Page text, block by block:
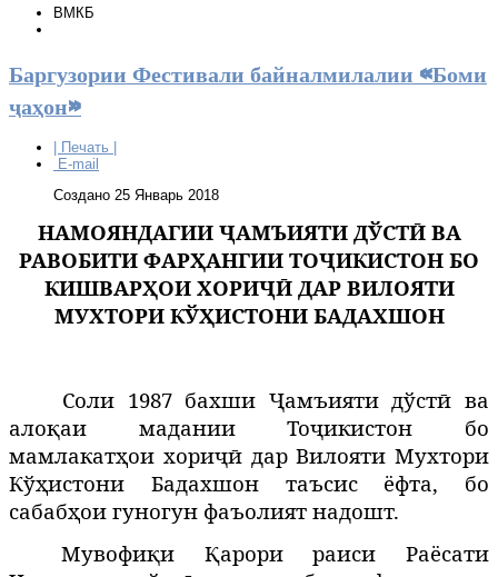
ВМКБ
Баргузории Фестивали байналмилалии «Боми
ҷаҳон»
| Печать |
E-mail
Создано 25 Январь 2018
НАМОЯНДАГИИ ҶАМЪИЯТИ ДЎСТӢ ВА
РАВОБИТИ ФАРҲАНГИИ ТОҶИКИСТОН БО
КИШВАРҲОИ ХОРИҶӢ ДАР ВИЛОЯТИ
МУХТОРИ КЎҲИСТОНИ БАДАХШОН
Соли 1987 бахши Ҷамъияти дўстӣ ва
алоқаи мадании Тоҷикистон бо
мамлакатҳои хориҷӣ дар Вилояти Мухтори
Кўҳистони Бадахшон таъсис ёфта, бо
сабабҳои гуногун фаъолият надошт.
Мувофиқи Қарори раиси Раёсати